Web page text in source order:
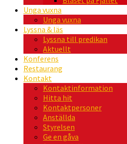
Unga vuxna
Unga vuxna
Lyssna & läs
Lyssna till predikan
Aktuellt
Konferens
Restaurang
Kontakt
Kontaktinformation
Hitta hit
Kontaktpersoner
Anställda
Styrelsen
Ge en gåva